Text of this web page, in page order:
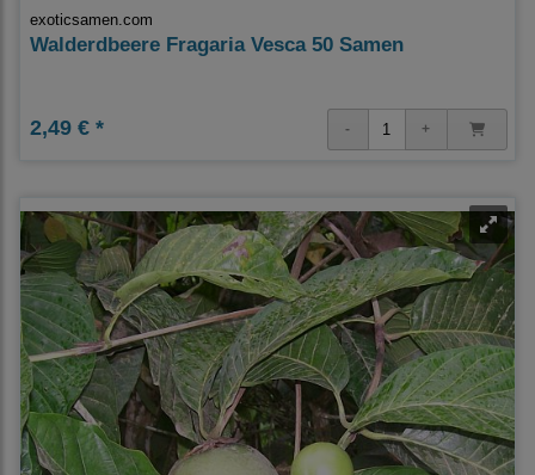
exoticsamen.com
Walderdbeere Fragaria Vesca 50 Samen
2,49 € *